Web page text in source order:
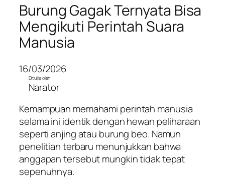
Burung Gagak Ternyata Bisa
Mengikuti Perintah Suara
Manusia
16/03/2026
Ditulis oleh:
Narator
Kemampuan memahami perintah manusia
selama ini identik dengan hewan peliharaan
seperti anjing atau burung beo. Namun
penelitian terbaru menunjukkan bahwa
anggapan tersebut mungkin tidak tepat
sepenuhnya.